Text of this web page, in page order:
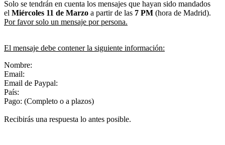
Solo se tendrán en cuenta los mensajes que hayan sido mandados
el Miércoles 11 de Marzo a partir de las 7 PM (hora de Madrid).
Por favor solo un mensaje por persona.
El mensaje debe contener la siguiente información:
Nombre:
Email:
Email de Paypal:
País:
Pago: (Completo o a plazos)
Recibirás una respuesta lo antes posible.